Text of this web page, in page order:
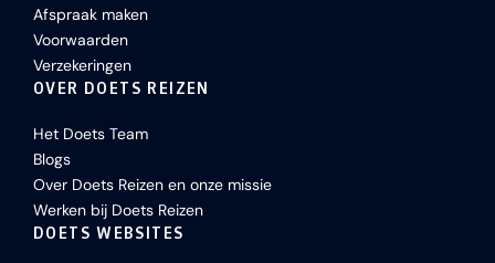
Afspraak maken
Voorwaarden
Verzekeringen
OVER DOETS REIZEN
Het Doets Team
Blogs
Over Doets Reizen en onze missie
Werken bij Doets Reizen
DOETS WEBSITES